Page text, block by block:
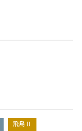
飛鳥Ⅱ